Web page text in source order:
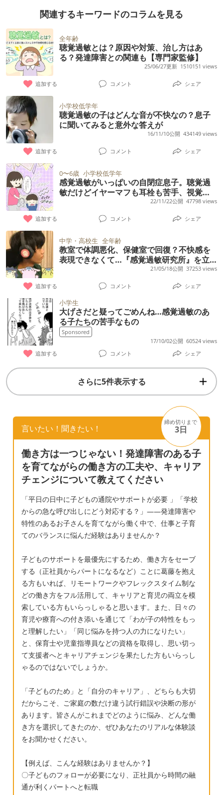
暴言なく嵐が過ぎるのを待ち、玄関にへたり
ることがないんです。 塾へ行くと嘘をつき、
原宿のセレクトショップで12000円の普通の
黒い薄手のシャツを買ったり、高校見学も、
友達とたまたま会ったと、私に来なくてい
い、と嘘をつき、、友達と買い物に行き、
7000円もするジャケットを買ってたり、塾へ
行っていたといっても、友達とカラオケにい
っていたり、カラオケに行くと毎月の小遣い
を渡したら、その日のうちにまた吉祥寺で買
ど、やることやったら、スマホOKという約束
も守れず、Wi-Fiでつなげるアイポットタッチ
を勝手に購入し、隠れて1週間やっていたり、
鍵を壊してまで、小さいころはDS今はスマホ
を夜な夜なやっていたり。 なくし物、落とし
物、等小さな時から不思議な事件も多々あり
ますし、勉強は長時間集中できず、こんなに
勉強してるのにねー、とかわいそうになるく
らい。 忘れ物、片付け出来ない、後回し行動
がひどい、など、困った事があり、（本人困
ってませんが） 中1でWISK検査してもらい、
ワーキングメモリーなどが凹みあり、でコン
サータ最大量まで出してもらった事もありま
すが、 高価な薬なのに効き目を感じられず、
クリニックにもいかなくなりました。 初めて
た。申し訳ありません。
が、少し観察を続けないと１回や２回の診察
では病名はつけられないのでもう少し見させ
て下さい。」との事で、その後本人が受診を
嫌がるので、まだ診断名はありません。食欲
はありよく眠っているので、うつ病などでは
なさそうと言われました。 そして、先月から
不登校になりました。学校という管理的で画
一的な場所になじめないようです。教室のザ
ワザワや、宿題・提出物・クラスで協力して
何かを成し遂げる、といったことが苦痛で合
わないらしく、無理には登校させていませ
ん。部屋にこもって５教科は自学自習してい
ます。友達もおらず、好きな音楽も趣味もな
く、体を動かすのが好きではありません。双
子のもう一人の、活発で外向的な性格とは正
反対のため、可哀想というか、私にとっては
不健全に見えてしまいます。「学校には行か
ない」「高校は通信制に行く」「自分で勉強
して大学には行く」と言っていますが、社会
性もなさそうで心配です。双子どうしは仲良
しです。 今朝のことです。昨日から図書館に
行く約束をしていました。自分一人では絶対
行かないのと、少し遠い大きな図書館なので
車で一緒に行く約束をしていました。 母
「今日、図書館に一緒に行くって言ったよ
ね。物理もいいけど小説とかも読んでみない
と」 子 「うん、わかった」 母 「何時に行
く？」 子 「うーん・・・９時」 ９時になり
ましたが、「今は行かない」と。。。 母
「え。さっき行くって言ったよね。お母さん
待ってたんだけど」 子 「じゃあ１０時半」
母 「そう言ってまた１０時半になったらや
っぱり行かない、って言われるのイヤなんだ
けど。あとでまたそう言えばいいやと
思ってない？」 子 「うん、たぶんそうか
も。だってそう言えばもう言われないから
（原文）。」 このような、噛み合わない
幼稚な会話が毎日です。目も合わないし、心
が通い合わず、違う子供になってしまった感
じがして辛いです。発達障害に違いないので
しょうが、今まではそうじゃなかったのにど
うして？という気持ちが強く、受容できてい
ません。不登校の本、発達障害の本、何冊も
読んだり納得したり、でも泣いたり、心療内
科に私自身かかったり、特にこの半年つらい
です。 ご質問なのですが、この年齢になって
から急に１～２年で自閉症（アスペ？）が出
てくるというのもあるのでしょうか。 また、
反抗期だとしたら時期がくればもう少しコミ
うか。 このまま引きこもりになってしまうの
では、と思うと心配でなりません。 自閉症ス
ペクトラム＆不登校のお子様がいらっしゃる
方、どのように接したらよいのかアドバイス
をお願いいたします。
りで私からも数万円取って行ってます。 も
う、私にできることは無いんではないです
か？親だけど、見放してはいけませんか？も
う成人してますし。 空の預金通帳を見て涙が
とまらず、死んでしまいたいとさえ思いま
す。 娘は昨日、私と一緒に予定があるのを承
知の上で黙って出かけ、帰って来ませんでし
た。帰れなかったのだと思います。 今日は帰
って来るでしょうか？どう接してよいのか分
かりません。 もう、私には無理です…誰か助
けて…
があることを知ってもらうといったこと、 伝
えて一緒に病院に行き、より正確な診断を受
ける、 伝えることに対しどう思いますか？ 発
達障害をお持ちの方々は、親へ伝えています
か？また、伝える前、後ではどのように関係
が変わりましたか？ よろしくお願いいたしま
す。
よるミス ・何気ない発言で相手を傷つけてし
まうこと ・実際に起きてみないと良し悪しが
分からないこと などがあり、結果的に相手に
ストレスを与えてしまうのではないかと不安
です。 自分のような特性がある人間は、ある
程度距離感がないと一緒に暮らすのはきつい
のではないか、とも考えてしまいます。 トラ
ブルが起きるたびに、相手の気力を削ってし
まうのではないかと思うと怖いです。 彼は私
の発達特性について知っており、自分で調べ
たりもしてくれているので理解はあると思い
ます。 実際に、 ・発達特性がある方でパート
ナーと同棲している方 ・パートナーが発達特
性を持っている方 ・自分が発達側の方 がいら
っしゃれば、同棲してみてどうだったか、工
夫していることなど教えていただきたいで
す。
でのタスク管理、メモなど社会人では当然の
ことが苦手で困っています。メモをしてもそ
のメモ帳をなくしてしまうなど、一般的な対
策方法で改善はみられませんでした。かつ、
新卒1年目なので修正などの注意力を使う仕事
が圧倒的に多くて家で泣く日が多いです。 皆
様の対策方法、解決方法を教えていただきた
いです。 アトモキセチン、コンサータと
ADHD症状改善薬を飲んでいましたが体質上
副作用が強く出現してしまい、飲んでる時の
方がしんどくなりました。インチュニブは徐
脈持ちなので｢飲むな｣と言われています。 ご
回答、宜しくお願いいたします。
関連するキーワードのコラムを見る
全年齢
聴覚過敏とは？原因や対策、治し方はあ
る？発達障害との関連も【専門家監修】
25/06/27更新 1510151 views
追加する コメント シェア
小学校低学年
聴覚過敏の子はどんな音が不快なの？息子
に聞いてみると意外な答えが
16/11/10公開 434149 views
追加する コメント シェア
0〜6歳 小学校低学年
感覚過敏がいっぱいの自閉症息子。聴覚過
敏だけどイヤーマフも耳栓も苦手、視覚過
敏の影響で偏食も？工夫した手立てと小学
校入学後の変化
22/11/22公開 47798 views
追加する コメント シェア
中学・高校生 全年齢
教室で体調悪化、保健室で回復？不快感を
表現できなくて…『感覚過敏研究所』を立
ち上げた現役高校生が伝えたいこと【連載
21/05/18公開 37253 views
追加する コメント シェア
小学生
大げさだと疑ってごめんね…感覚過敏のあ
る子たちの苦手なもの
Sponsored
17/10/02公開 60524 views
追加する
コメント シェア
さらに5件表示する
言いたい！聞きたい！
締め切りまで
3日
働き方は一つじゃない！発達障害のある子
を育てながらの働き方の工夫や、キャリア
チェンジについて教えてください
「平日の日中に子どもの通院やサポートが必要 」「学校
からの急な呼び出しにどう対応する？」——発達障害や
特性のあるお子さんを育てながら働く中で、仕事と子育
てのバランスに悩んだ経験はありませんか？
子どものサポートを最優先にするため、働き方をセーブ
する（正社員からパートになるなど）ことに葛藤を抱え
る方もいれば、リモートワークやフレックスタイム制な
どの働き方をフル活用して、キャリアと育児の両立を模
索している方もいらっしゃると思います。また、日々の
育児や療育への付き添いを通じて「わが子の特性をもっ
と理解したい」「同じ悩みを持つ人の力になりたい」
と、保育士や児童指導員などの資格を取得し、思い切っ
て支援者へとキャリアチェンジを果たした方もいらっし
ゃるのではないでしょうか。
「子どものため」と「自分のキャリア」、どちらも大切
だからこそ、ご家庭の数だけ違う試行錯誤や決断の形が
あります。皆さんがこれまでどのように悩み、どんな働
き方を選択してきたのか、ぜひあなたのリアルな体験談
をお聞かせください。
【例えば、こんな経験はありませんか？】
〇子どものフォローが必要になり、正社員から時間の融
通が利くパートへと転職